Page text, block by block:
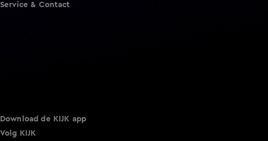
Service & Contact
Download de KIJK app
Volg KIJK